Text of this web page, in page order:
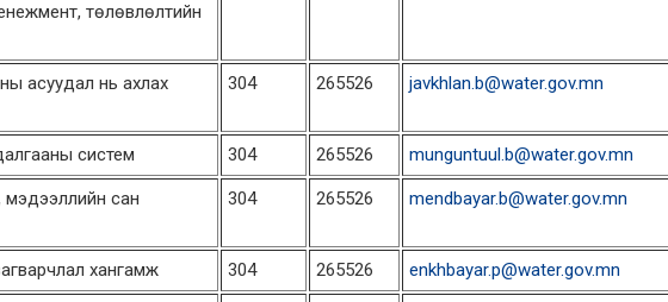
төлөвлөлтийн
асуудал нь ахлах
304 265526 javkhlan.b@water.gov.mn
систем 304 265526 munguntuul.b@water.gov.mn
мэдээллийн сан
304 265526 mendbayar.b@water.gov.mn
хангамж 304 265526 enkhbayar.p@water.gov.mn